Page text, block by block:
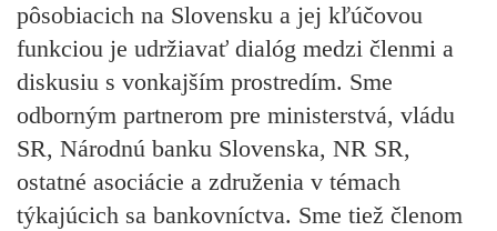
pôsobiacich na Slovensku a jej kľúčovou
funkciou je udržiavať dialóg medzi členmi a
diskusiu s vonkajším prostredím. Sme
odborným partnerom pre ministerstvá, vládu
SR, Národnú banku Slovenska, NR SR,
ostatné asociácie a združenia v témach
týkajúcich sa bankovníctva. Sme tiež členom